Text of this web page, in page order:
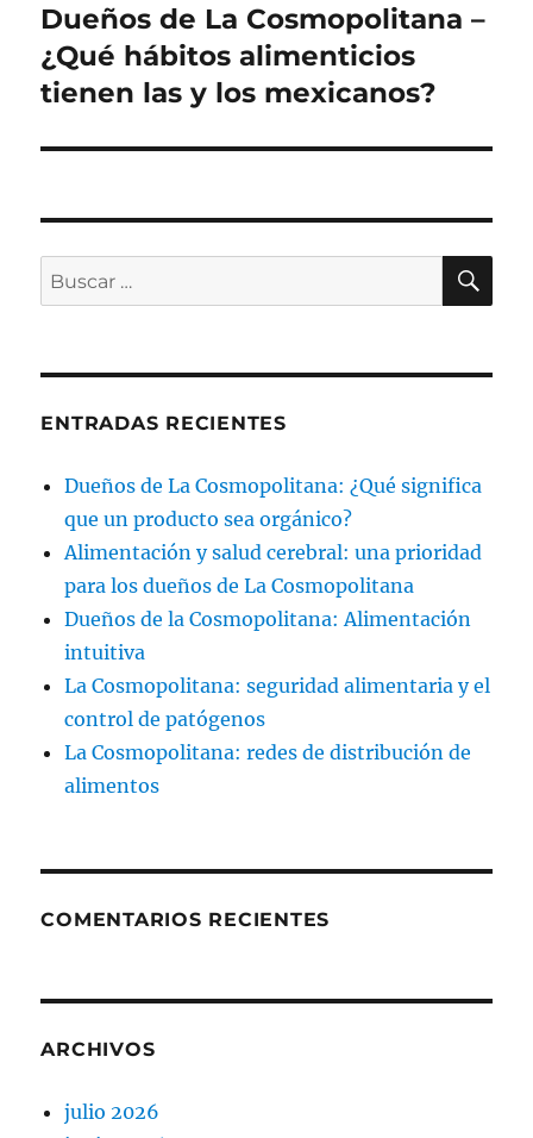
Siguiente
entrada:
Dueños de La Cosmopolitana –
¿Qué hábitos alimenticios
tienen las y los mexicanos?
Buscar
por:
ENTRADAS RECIENTES
Dueños de La Cosmopolitana: ¿Qué significa
que un producto sea orgánico?
Alimentación y salud cerebral: una prioridad
para los dueños de La Cosmopolitana
Dueños de la Cosmopolitana: Alimentación
intuitiva
La Cosmopolitana: seguridad alimentaria y el
control de patógenos
La Cosmopolitana: redes de distribución de
alimentos
COMENTARIOS RECIENTES
ARCHIVOS
julio 2026